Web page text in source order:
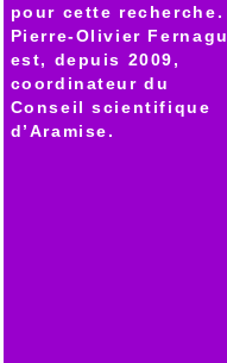
pour cette recherche.
Pierre-Olivier
est, depuis 2009,
coordinateur du
Conseil scientifique
d’Aramise.